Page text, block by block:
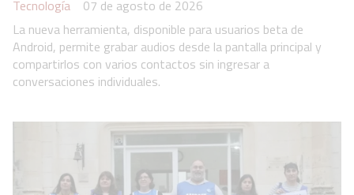
Tecnología
07 de agosto de 2026
La nueva herramienta, disponible para usuarios beta de
Android, permite grabar audios desde la pantalla principal y
compartirlos con varios contactos sin ingresar a
conversaciones individuales.